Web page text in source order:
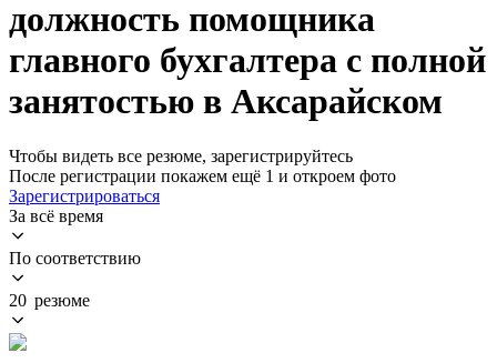
должность помощника
главного бухгалтера с полной
занятостью в Аксарайском
Чтобы видеть все резюме, зарегистрируйтесь
После регистрации покажем ещё 1 и откроем фото
Зарегистрироваться
За всё время
По соответствию
20 резюме